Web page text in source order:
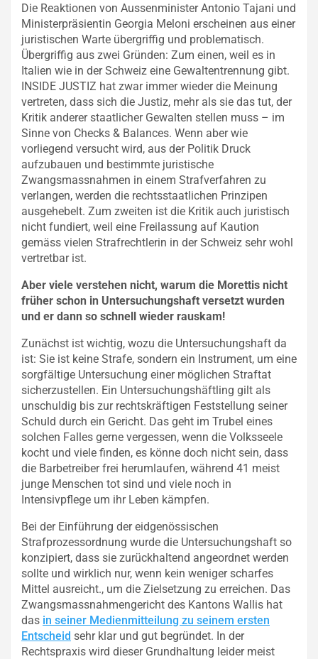
Die Reaktionen von Aussenminister Antonio Tajani und
Ministerpräsientin Georgia Meloni erscheinen aus einer
juristischen Warte übergriffig und problematisch.
Übergriffig aus zwei Gründen: Zum einen, weil es in
Italien wie in der Schweiz eine Gewaltentrennung gibt.
INSIDE JUSTIZ hat zwar immer wieder die Meinung
vertreten, dass sich die Justiz, mehr als sie das tut, der
Kritik anderer staatlicher Gewalten stellen muss – im
Sinne von Checks & Balances. Wenn aber wie
vorliegend versucht wird, aus der Politik Druck
aufzubauen und bestimmte juristische
Zwangsmassnahmen in einem Strafverfahren zu
verlangen, werden die rechtsstaatlichen Prinzipen
ausgehebelt. Zum zweiten ist die Kritik auch juristisch
nicht fundiert, weil eine Freilassung auf Kaution
gemäss vielen Strafrechtlerin in der Schweiz sehr wohl
vertretbar ist.
Aber viele verstehen nicht, warum die Morettis nicht
früher schon in Untersuchungshaft versetzt wurden
und er dann so schnell wieder rauskam!
Zunächst ist wichtig, wozu die Untersuchungshaft da
ist: Sie ist keine Strafe, sondern ein Instrument, um eine
sorgfältige Untersuchung einer möglichen Straftat
sicherzustellen. Ein Untersuchungshäftling gilt als
unschuldig bis zur rechtskräftigen Feststellung seiner
Schuld durch ein Gericht. Das geht im Trubel eines
solchen Falles gerne vergessen, wenn die Volksseele
kocht und viele finden, es könne doch nicht sein, dass
die Barbetreiber frei herumlaufen, während 41 meist
junge Menschen tot sind und viele noch in
Intensivpflege um ihr Leben kämpfen.
Bei der Einführung der eidgenössischen
Strafprozessordnung wurde die Untersuchungshaft so
konzipiert, dass sie zurückhaltend angeordnet werden
sollte und wirklich nur, wenn kein weniger scharfes
Mittel ausreicht., um die Zielsetzung zu erreichen. Das
Zwangsmassnahmengericht des Kantons Wallis hat
das in seiner Medienmitteilung zu seinem ersten
Entscheid sehr klar und gut begründet. In der
Rechtspraxis wird dieser Grundhaltung leider meist